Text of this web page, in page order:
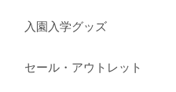
入園入学グッズ
セール・アウトレット